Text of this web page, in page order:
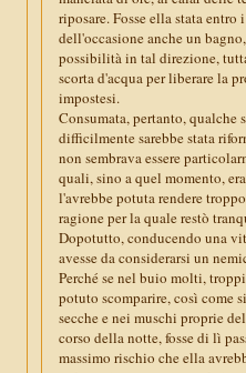
riposare. Fosse ella stata
dell'occasione anche un
possibilità in tal direzione,
scorta d'acqua per liberare la
impostesi.
Consumata, pertanto, qualche
difficilmente sarebbe stata
non sembrava essere
quali, sino a quel momento,
l'avrebbe potuta rendere
ragione per la quale restò
Dopotutto, conducendo una
avesse da considerarsi un
Perché se nel buio molti,
potuto scomparire, così come
secche e nei muschi proprie
corso della notte, fosse di lì
massimo rischio che ella